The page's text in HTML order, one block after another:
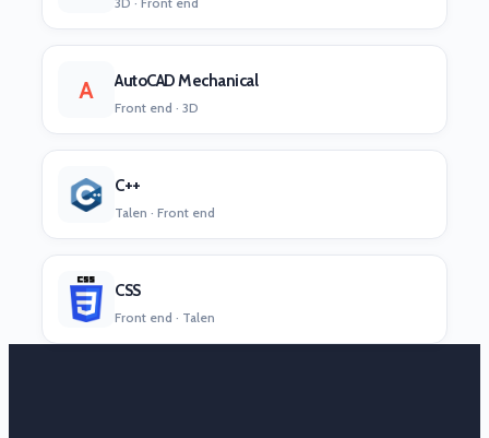
A AutoCAD Mechanical
Front end · 3D
C++
Talen · Front end
CSS
Front end · Talen